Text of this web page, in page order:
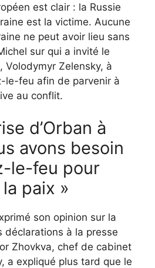
est clair : la Russie
est la victime. Aucune
ne peut avoir lieu sans
sur qui a invité le
Volodymyr Zelensky, à
le-feu afin de parvenir à
au conflit.
d’Orban à
avons besoin
le-feu pour
paix »
son opinion sur la
déclarations à la presse
Zhovkva, chef de cabinet
a expliqué plus tard que le